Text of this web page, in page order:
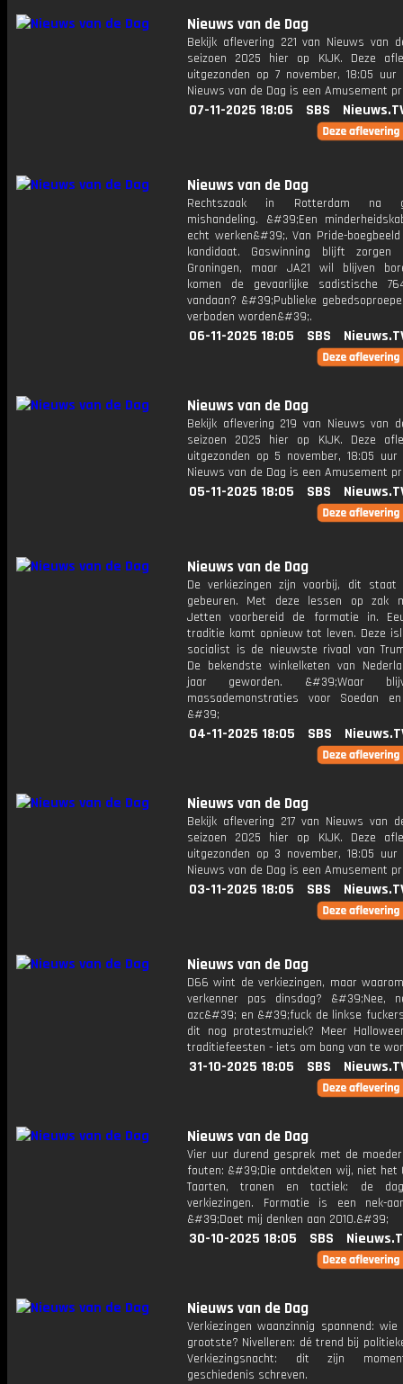
Nieuws van de Dag
Bekijk aflevering 221 van Nieuws van
seizoen 2025 hier op KIJK. Deze
uitgezonden op 7 november, 18:05 uur
Nieuws van de Dag is een Amusement
07-11-2025 18:05 SBS
Nieuws van de Dag
Rechtszaak in Rotterdam na
mishandeling. &#39;Een
echt werken&#39;. Van Pride-
kandidaat. Gaswinning blijft
Groningen, maar JA21 wil blijven
komen de gevaarlijke sadistische
vandaan? &#39;Publieke
verboden worden&#39;.
06-11-2025 18:05 SBS
Nieuws van de Dag
Bekijk aflevering 219 van Nieuws van
seizoen 2025 hier op KIJK. Deze
uitgezonden op 5 november, 18:05 uur
Nieuws van de Dag is een Amusement
05-11-2025 18:05 SBS
Nieuws van de Dag
De verkiezingen zijn voorbij, dit
gebeuren. Met deze lessen op zak
Jetten voorbereid de formatie in.
traditie komt opnieuw tot leven. Deze
socialist is de nieuwste rivaal van
De bekendste winkelketen van
jaar geworden. &#39;Waar
massademonstraties voor Soedan
&#39;
04-11-2025 18:05 SBS
Nieuws van de Dag
Bekijk aflevering 217 van Nieuws van
seizoen 2025 hier op KIJK. Deze
uitgezonden op 3 november, 18:05 uur
Nieuws van de Dag is een Amusement
03-11-2025 18:05 SBS
Nieuws van de Dag
D66 wint de verkiezingen, maar
verkenner pas dinsdag? &#39;Nee,
azc&#39; en &#39;fuck de linkse
dit nog protestmuziek? Meer
traditiefeesten - iets om bang van te
31-10-2025 18:05 SBS
Nieuws van de Dag
Vier uur durend gesprek met de
fouten: &#39;Die ontdekten wij, niet het
Taarten, tranen en tactiek: de
verkiezingen. Formatie is een nek-
&#39;Doet mij denken aan 2010.&#39;
30-10-2025 18:05 SBS
Nieuws van de Dag
Verkiezingen waanzinnig spannend:
grootste? Nivelleren: dé trend bij
Verkiezingsnacht: dit zijn
geschiedenis schreven.